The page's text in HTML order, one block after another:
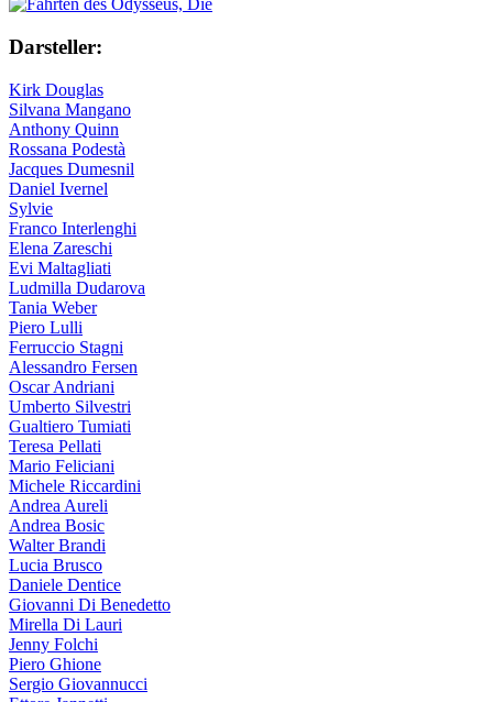
Darsteller:
Kirk Douglas
Silvana Mangano
Anthony Quinn
Rossana Podestà
Jacques Dumesnil
Daniel Ivernel
Sylvie
Franco Interlenghi
Elena Zareschi
Evi Maltagliati
Ludmilla Dudarova
Tania Weber
Piero Lulli
Ferruccio Stagni
Alessandro Fersen
Oscar Andriani
Umberto Silvestri
Gualtiero Tumiati
Teresa Pellati
Mario Feliciani
Michele Riccardini
Andrea Aureli
Andrea Bosic
Walter Brandi
Lucia Brusco
Daniele Dentice
Giovanni Di Benedetto
Mirella Di Lauri
Jenny Folchi
Piero Ghione
Sergio Giovannucci